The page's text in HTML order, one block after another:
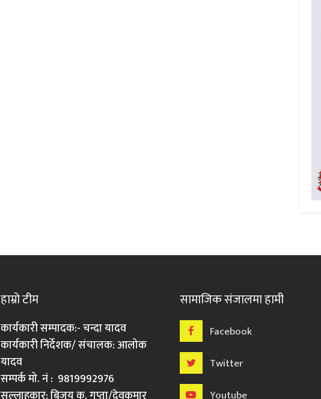
हाम्रो टीम
कार्यकारी सम्पादक:- चन्दा यादव
कार्यकारी निर्देशक/ संचालक: आलोक
यादव
सम्पर्क मो. नं : 9819992976
सामाजिक संजालमा हामी
Facebook
Twitter
Youtube